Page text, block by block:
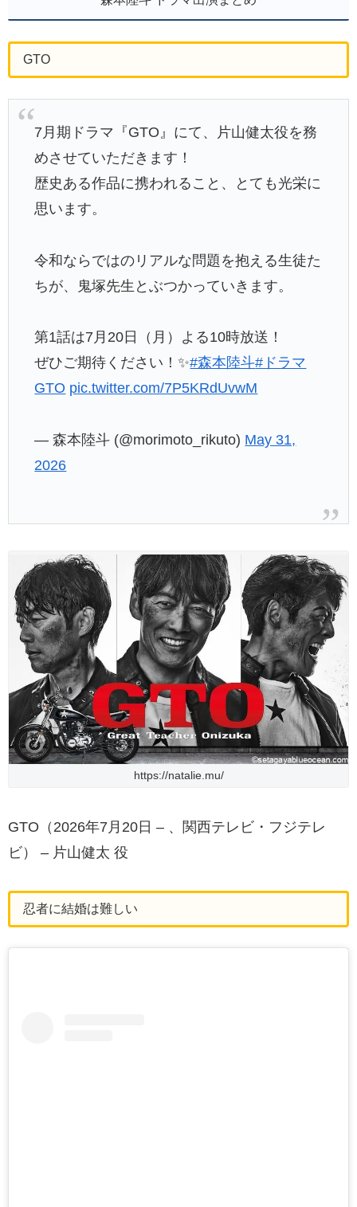
GTO
7月期ドラマ『GTO』にて、片山健太役を務
めさせていただきます！
歴史ある作品に携われること、とても光栄に
思います。
令和ならではのリアルな問題を抱える生徒た
ちが、鬼塚先生とぶつかっていきます。
第1話は7月20日（月）よる10時放送！
ぜひご期待ください！✨#森本陸斗#ドラマ
GTO pic.twitter.com/7P5KRdUvwM
— 森本陸斗 (@morimoto_rikuto) May 31,
2026
https://natalie.mu/
GTO（2026年7月20日 – 、関西テレビ・フジテレ
ビ） – 片山健太 役
忍者に結婚は難しい